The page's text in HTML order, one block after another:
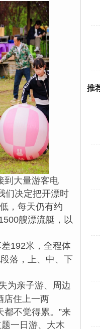
大量游客电
们决定把开漂时
，每天仍有约
艘漂流艇，以
192米，全程体
落，上、中、下
为亲子游、周边
店住上一两
都不觉得累。”来
一日游、大木
推